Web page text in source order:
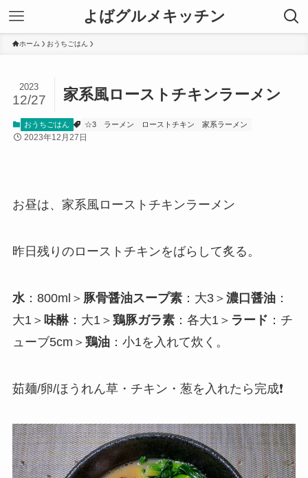
よばグルメキッチン
ホーム おうちごはん
家系風ローストチキンラーメン
2023
12/27
おうちごはん ☆3 ラーメン ローストチキン 家系ラーメン
2023年12月27日
お昼は、家系風ローストチキンラーメン
昨日残りのローストチキンをばらして炙る。
水：800ml＞ 豚骨醤油スープ素：大3＞ 濃口醤油：
大1＞ 味醂：大1＞ 鶏豚ガラ素：各大1＞ ラード ：チ
ューブ5cm＞ 鶏油：小1を入れて炊く。
茹麺/卵/ほうれん草・チキン・葱を入れたら完成❗